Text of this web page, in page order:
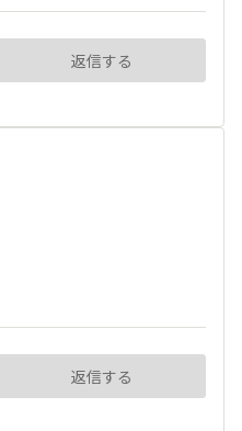
返信する
返信する